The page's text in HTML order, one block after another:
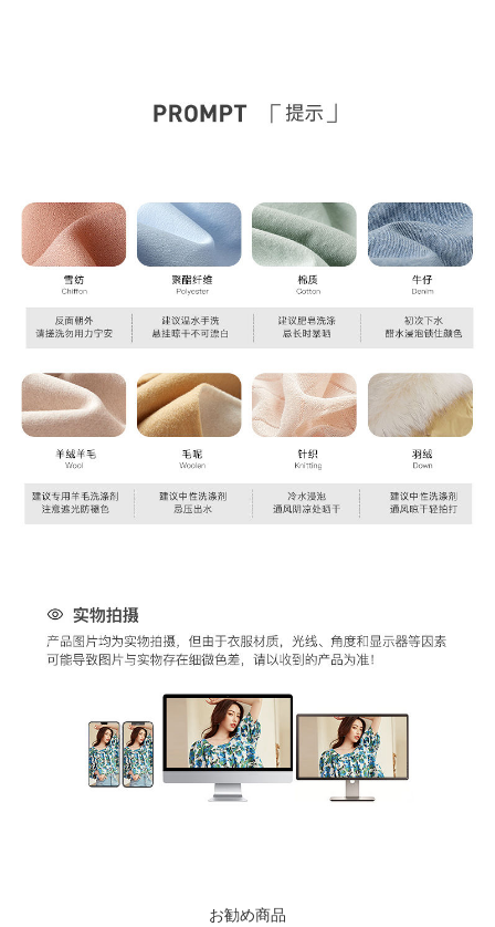
お勧め商品